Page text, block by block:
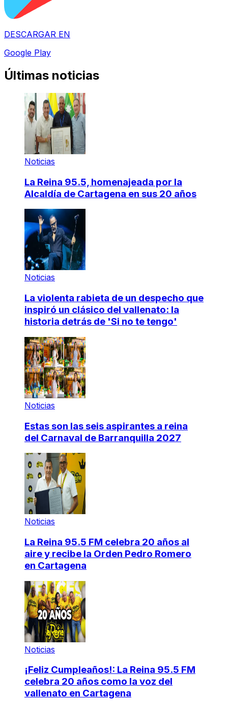
DESCARGAR EN
Google Play
Últimas noticias
Noticias
La Reina 95.5, homenajeada por la
Alcaldía de Cartagena en sus 20 años
Noticias
La violenta rabieta de un despecho que
inspiró un clásico del vallenato: la
historia detrás de 'Si no te tengo'
Noticias
Estas son las seis aspirantes a reina
del Carnaval de Barranquilla 2027
Noticias
La Reina 95.5 FM celebra 20 años al
aire y recibe la Orden Pedro Romero
en Cartagena
Noticias
¡Feliz Cumpleaños!: La Reina 95.5 FM
celebra 20 años como la voz del
vallenato en Cartagena